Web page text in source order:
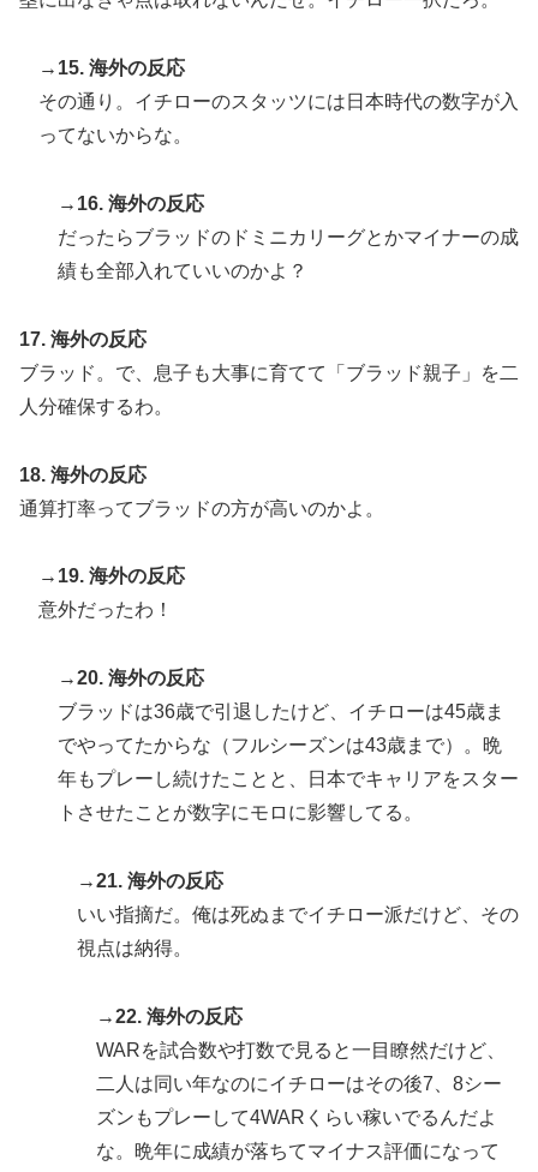
→15. 海外の反応
その通り。イチローのスタッツには日本時代の数字が入
ってないからな。
→16. 海外の反応
だったらブラッドのドミニカリーグとかマイナーの成
績も全部入れていいのかよ？
17. 海外の反応
ブラッド。で、息子も大事に育てて「ブラッド親子」を二
人分確保するわ。
18. 海外の反応
通算打率ってブラッドの方が高いのかよ。
→19. 海外の反応
意外だったわ！
→20. 海外の反応
ブラッドは36歳で引退したけど、イチローは45歳ま
でやってたからな（フルシーズンは43歳まで）。晩
年もプレーし続けたことと、日本でキャリアをスター
トさせたことが数字にモロに影響してる。
→21. 海外の反応
いい指摘だ。俺は死ぬまでイチロー派だけど、その
視点は納得。
→22. 海外の反応
WARを試合数や打数で見ると一目瞭然だけど、
二人は同い年なのにイチローはその後7、8シー
ズンもプレーして4WARくらい稼いでるんだよ
な。晩年に成績が落ちてマイナス評価になって